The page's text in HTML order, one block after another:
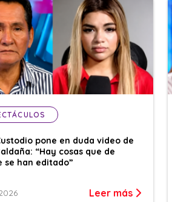
pone en duda video de
“Hay cosas que de
se han editado”
Leer más